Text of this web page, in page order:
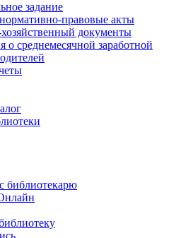
задание
правовые акты
документы
среднемесячной заработной
библиотекарю